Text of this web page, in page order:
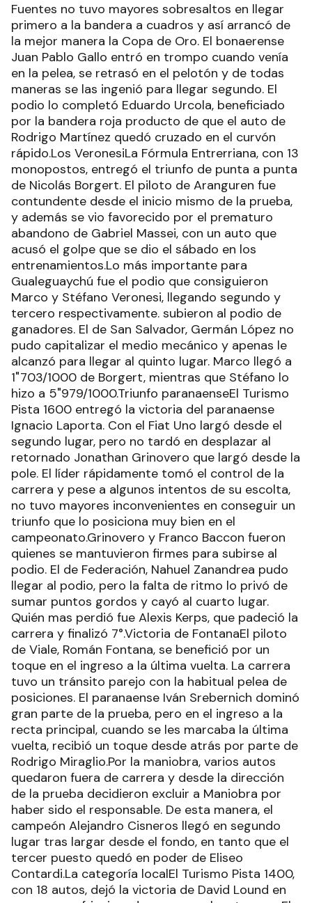
Fuentes no tuvo mayores sobresaltos en llegar
primero a la bandera a cuadros y así arrancó de
la mejor manera la Copa de Oro. El bonaerense
Juan Pablo Gallo entró en trompo cuando venía
en la pelea, se retrasó en el pelotón y de todas
maneras se las ingenió para llegar segundo. El
podio lo completó Eduardo Urcola, beneficiado
por la bandera roja producto de que el auto de
Rodrigo Martínez quedó cruzado en el curvón
rápido.Los VeronesiLa Fórmula Entrerriana, con 13
monopostos, entregó el triunfo de punta a punta
de Nicolás Borgert. El piloto de Aranguren fue
contundente desde el inicio mismo de la prueba,
y además se vio favorecido por el prematuro
abandono de Gabriel Massei, con un auto que
acusó el golpe que se dio el sábado en los
entrenamientos.Lo más importante para
Gualeguaychú fue el podio que consiguieron
Marco y Stéfano Veronesi, llegando segundo y
tercero respectivamente. subieron al podio de
ganadores. El de San Salvador, Germán López no
pudo capitalizar el medio mecánico y apenas le
alcanzó para llegar al quinto lugar. Marco llegó a
1"703/1000 de Borgert, mientras que Stéfano lo
hizo a 5"979/1000.Triunfo paranaenseEl Turismo
Pista 1600 entregó la victoria del paranaense
Ignacio Laporta. Con el Fiat Uno largó desde el
segundo lugar, pero no tardó en desplazar al
retornado Jonathan Grinovero que largó desde la
pole. El líder rápidamente tomó el control de la
carrera y pese a algunos intentos de su escolta,
no tuvo mayores inconvenientes en conseguir un
triunfo que lo posiciona muy bien en el
campeonato.Grinovero y Franco Baccon fueron
quienes se mantuvieron firmes para subirse al
podio. El de Federación, Nahuel Zanandrea pudo
llegar al podio, pero la falta de ritmo lo privó de
sumar puntos gordos y cayó al cuarto lugar.
Quién mas perdió fue Alexis Kerps, que padeció la
carrera y finalizó 7°.Victoria de FontanaEl piloto
de Viale, Román Fontana, se benefició por un
toque en el ingreso a la última vuelta. La carrera
tuvo un tránsito parejo con la habitual pelea de
posiciones. El paranaense Iván Srebernich dominó
gran parte de la prueba, pero en el ingreso a la
recta principal, cuando se les marcaba la última
vuelta, recibió un toque desde atrás por parte de
Rodrigo Miraglio.Por la maniobra, varios autos
quedaron fuera de carrera y desde la dirección
de la prueba decidieron excluir a Maniobra por
haber sido el responsable. De esta manera, el
campeón Alejandro Cisneros llegó en segundo
lugar tras largar desde el fondo, en tanto que el
tercer puesto quedó en poder de Eliseo
Contardi.La categoría localEl Turismo Pista 1400,
con 18 autos, dejó la victoria de David Lound en